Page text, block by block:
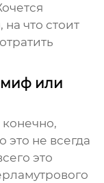
на что стоит
миф или
это не всегда
это